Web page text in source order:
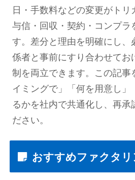
日・手数料などの変更がトリ
与信・回収・契約・コンプラ
す。差分と理由を明確にし、
係者と事前にすり合わせてお
制を両立できます。この記事
イミングで」「何を用意し」
るかを社内で共通化し、再承
ださい。
おすすめファクタリ